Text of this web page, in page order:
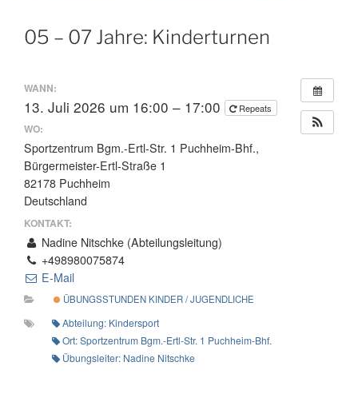
05 – 07 Jahre: Kinderturnen
WANN:
13. Juli 2026 um 16:00 – 17:00 Repeats
WO:
Sportzentrum Bgm.-Ertl-Str. 1 Puchheim-Bhf.,
Bürgermeister-Ertl-Straße 1
82178 Puchheim
Deutschland
KONTAKT:
Nadine Nitschke (Abteilungsleitung)
+498980075874
E-Mail
ÜBUNGSSTUNDEN KINDER / JUGENDLICHE
Abteilung: Kindersport
Ort: Sportzentrum Bgm.-Ertl-Str. 1 Puchheim-Bhf.
Übungsleiter: Nadine Nitschke